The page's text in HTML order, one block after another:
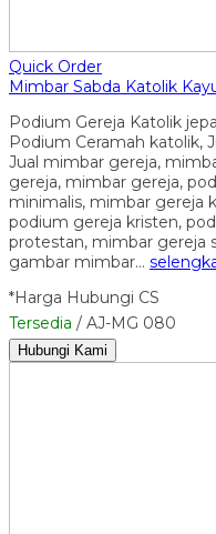
Quick Order
Mimbar Sabda Katolik
Podium Gereja Katolik
Podium Ceramah katolik,
Jual mimbar gereja,
gereja, mimbar gereja,
minimalis, mimbar gereja
podium gereja kristen,
protestan, mimbar gereja
gambar mimbar…
*Harga Hubungi CS
Tersedia / AJ-MG 080
Hubungi Kami